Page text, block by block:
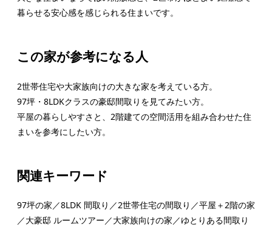
暮らせる安心感を感じられる住まいです。
この家が参考になる人
2世帯住宅や大家族向けの大きな家を考えている方。
97坪・8LDKクラスの豪邸間取りを見てみたい方。
平屋の暮らしやすさと、2階建ての空間活用を組み合わせた住
まいを参考にしたい方。
関連キーワード
97坪の家／8LDK 間取り／2世帯住宅の間取り／平屋＋2階の家
／大豪邸 ルームツアー／大家族向けの家／ゆとりある間取り